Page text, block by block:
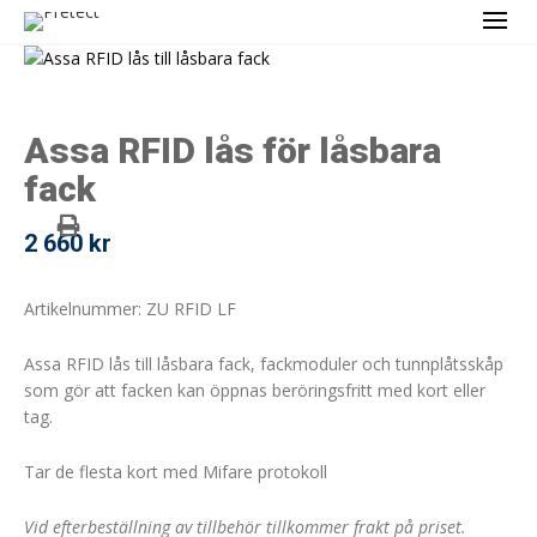
Assa RFID lås för låsbara
fack
2 660 kr
Artikelnummer: ZU RFID LF
Assa RFID lås till låsbara fack, fackmoduler och tunnplåtsskåp
som gör att facken kan öppnas beröringsfritt med kort eller
tag.
Tar de flesta kort med Mifare protokoll
Vid efterbeställning av tillbehör tillkommer frakt på priset.